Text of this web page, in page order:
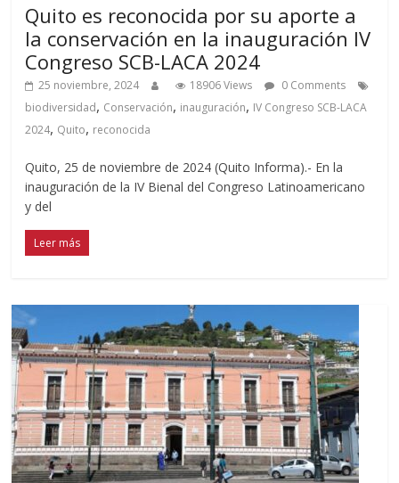
Quito es reconocida por su aporte a
la conservación en la inauguración IV
Congreso SCB-LACA 2024
25 noviembre, 2024 18906 Views
0 Comments
biodiversidad, Conservación, inauguración, IV Congreso SCB-LACA
2024, Quito, reconocida
Quito, 25 de noviembre de 2024 (Quito Informa).- En la
inauguración de la IV Bienal del Congreso Latinoamericano
y del
Leer más